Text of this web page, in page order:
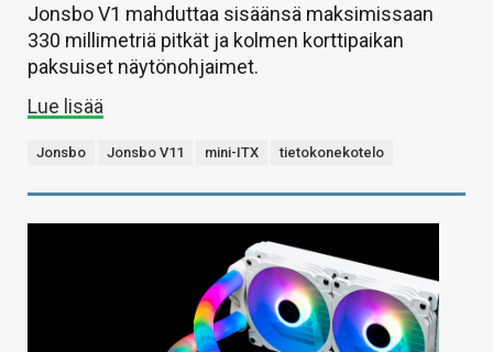
Jonsbo V1 mahduttaa sisäänsä maksimissaan
330 millimetriä pitkät ja kolmen korttipaikan
paksuiset näytönohjaimet.
Lue lisää
Jonsbo Jonsbo V11 mini-ITX tietokonekotelo